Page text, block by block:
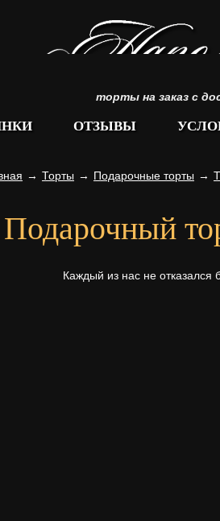
торты на заказ с
ОТЗЫВЫ
→ Торты → Подарочные торты →
Подарочный
Каждый из нас не отказался